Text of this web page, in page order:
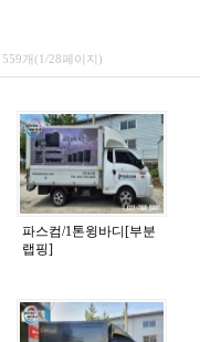
559개(1/28페이지)
파스컴/1톤윙바디[부분
랩핑]